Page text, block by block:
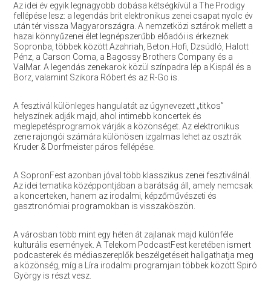
Az idei év egyik legnagyobb dobása kétségkívül a The Prodigy
fellépése lesz: a legendás brit elektronikus zenei csapat nyolc év
után tér vissza Magyarországra. A nemzetközi sztárok mellett a
hazai könnyűzenei élet legnépszerűbb előadói is érkeznek
Sopronba, többek között Azahriah, Beton.Hofi, Dzsúdló, Halott
Pénz, a Carson Coma, a Bagossy Brothers Company és a
ValMar. A legendás zenekarok közül színpadra lép a Kispál és a
Borz, valamint Szikora Róbert és az R-Go is.
A fesztivál különleges hangulatát az úgynevezett „titkos”
helyszínek adják majd, ahol intimebb koncertek és
meglepetésprogramok várják a közönséget. Az elektronikus
zene rajongói számára különösen izgalmas lehet az osztrák
Kruder & Dorfmeister páros fellépése.
A SopronFest azonban jóval több klasszikus zenei fesztiválnál.
Az idei tematika középpontjában a barátság áll, amely nemcsak
a koncerteken, hanem az irodalmi, képzőművészeti és
gasztronómiai programokban is visszaköszön.
A városban több mint egy héten át zajlanak majd különféle
kulturális események. A Telekom PodcastFest keretében ismert
podcasterek és médiaszereplők beszélgetéseit hallgathatja meg
a közönség, míg a Líra irodalmi programjain többek között Spiró
György is részt vesz.